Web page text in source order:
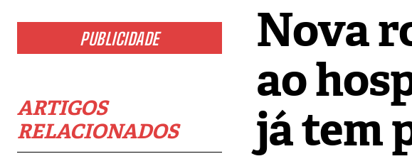
PUBLICIDADE
ARTIGOS
RELACIONADOS
Nova
ao
já tem